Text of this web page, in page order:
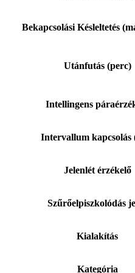
Bekapcsolási Késleltetés
Utánfutás (perc)
Intellingens
Intervallum kapcsolás
Jelenlét érzékelő
Szűrőelpiszkolódás
Kialakítás
Kategória